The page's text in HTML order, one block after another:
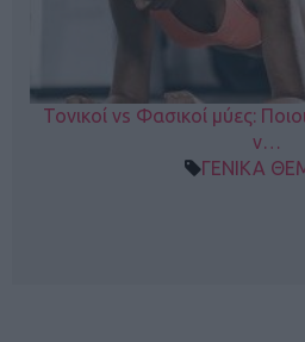
Τονικοί vs Φασικοί μύες: Ποιοι
ν…
ΓΕΝΙΚΑ